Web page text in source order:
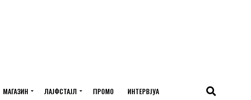
МАГАЗИН ЛАЈФСТАЈЛ ПРОМО ИНТЕРВЈУА